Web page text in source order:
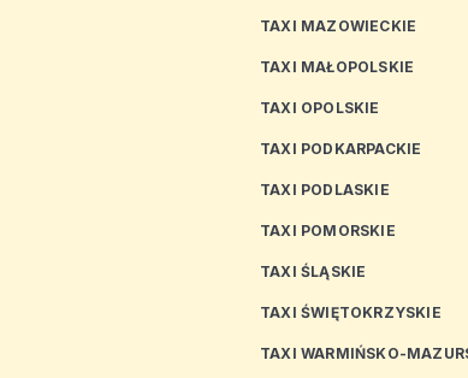
TAXI MAZOWIECKIE
TAXI MAŁOPOLSKIE
TAXI OPOLSKIE
TAXI PODKARPACKIE
TAXI PODLASKIE
TAXI POMORSKIE
TAXI ŚLĄSKIE
TAXI ŚWIĘTOKRZYSKIE
TAXI WARMIŃSKO-